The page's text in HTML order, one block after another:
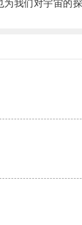
我们对宇宙的探